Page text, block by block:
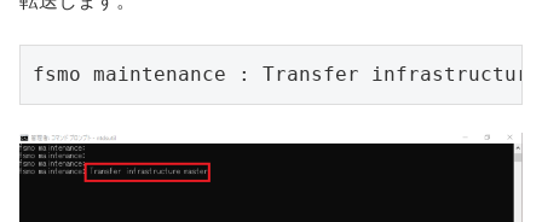
fsmo maintenance : Transfer